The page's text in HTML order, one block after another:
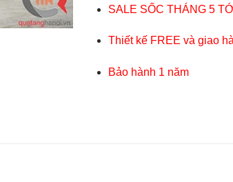
SALE SỐC THÁNG 5
Thiết kế FREE và giao
Bảo hành 1 năm